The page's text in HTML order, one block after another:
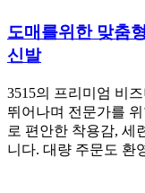
도매를위한 맞춤
신발
3515의 프리미엄 비
뛰어나며 전문가를
로 편안한 착용감, 세
니다. 대량 주문도 환